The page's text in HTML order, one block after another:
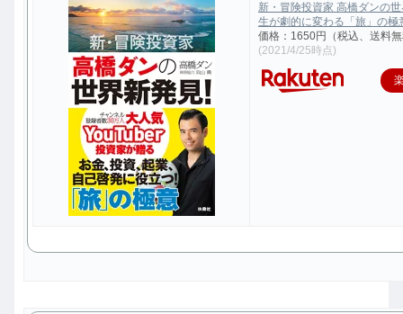
新・冒険投資家 高橋ダンの
生が劇的に変わる「旅」の極
価格：1650円（税込、送料
(2021/4/25時点)